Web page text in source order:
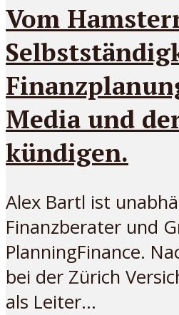
Vom
Media und
kündigen.
Alex Bartl ist
Finanzberater und
PlanningFinance.
bei der Zürich
als Leiter...